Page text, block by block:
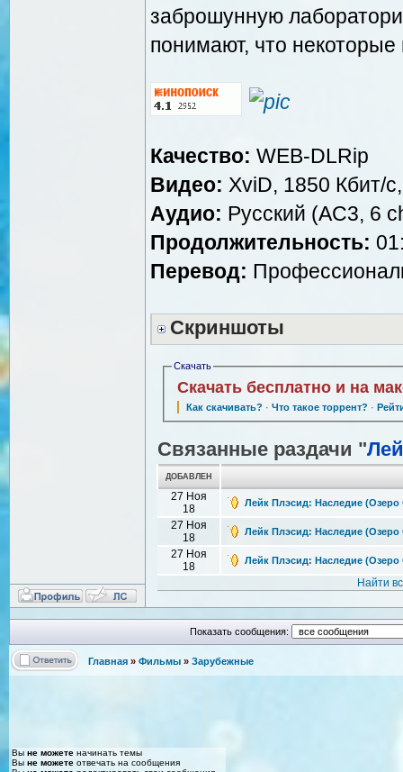
заброшунную
понимают, что
Качество: WEB-DLRip
Видео: XviD, 1850 Кбит/
Аудио: Русский (AC3, 6
Продолжительность:
Перевод:
Скриншоты
Скачать
Скачать бесплатно и на
Как скачивать? · Что такое торрент? ·
Связанные раздачи "
ДОБАВЛЕН
27 Ноя
18
Лейк Плэсид: Наследие (Озеро
27 Ноя
18
Лейк Плэсид: Наследие (Озеро
27 Ноя
18
Лейк Плэсид: Наследие (Озеро
Найти
Показать сообщения:
Главная » Фильмы » Зарубежные
Вы не можете начинать темы
Вы не можете отвечать на сообщения